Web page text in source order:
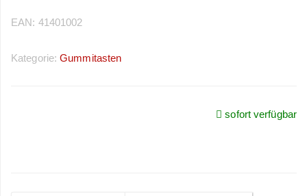
EAN: 41401002
Kategorie:Gummitasten
sofort verfügbar